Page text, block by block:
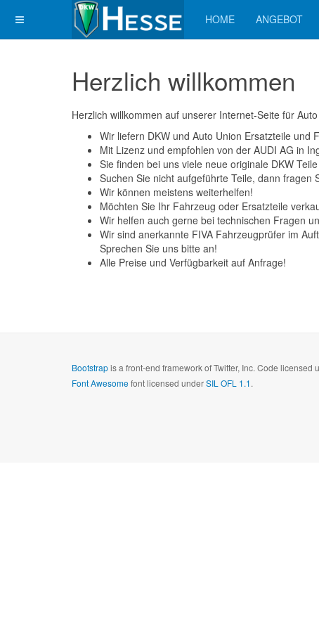
HOME ANGEBOT
Herzlich willkommen
Herzlich willkommen auf unserer Internet-Seite für
Wir liefern DKW und Auto Union Ersatzteile und
Mit Lizenz und empfohlen von der AUDI AG in
Sie finden bei uns viele neue originale DKW
Suchen Sie nicht aufgeführte Teile, dann fragen
Wir können meistens weiterhelfen!
Möchten Sie Ihr Fahrzeug oder Ersatzteile
Wir helfen auch gerne bei technischen Fragen
Wir sind anerkannte FIVA Fahrzeugprüfer im
Sprechen Sie uns bitte an!
Alle Preise und Verfügbarkeit auf Anfrage!
Bootstrapis a front-end framework of Twitter, Inc. Code licensed
Font Awesomefont licensed underSIL OFL 1.1.